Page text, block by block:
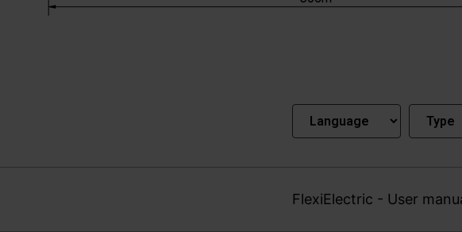
FlexiElectric - User